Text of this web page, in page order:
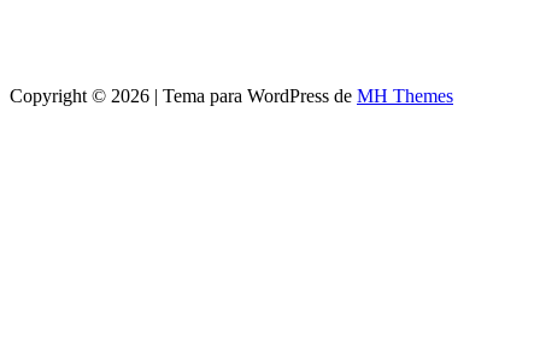
Copyright © 2026 | Tema para WordPress de MH Themes